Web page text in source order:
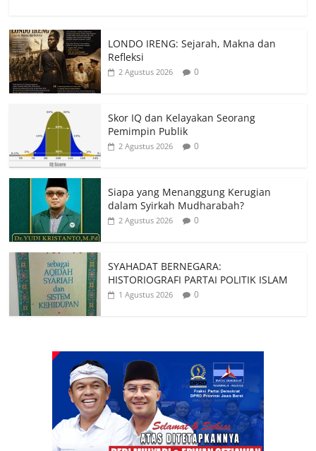
LONDO IRENG: Sejarah, Makna dan
Refleksi
2 Agustus 2026 0
Skor IQ dan Kelayakan Seorang
Pemimpin Publik
2 Agustus 2026 0
Siapa yang Menanggung Kerugian
dalam Syirkah Mudharabah?
2 Agustus 2026 0
SYAHADAT BERNEGARA:
HISTORIOGRAFI PARTAI POLITIK ISLAM
1 Agustus 2026 0